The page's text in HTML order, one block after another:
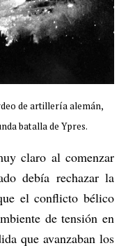
de artillería alemán,
batalla de Ypres.
claro al comenzar
debía rechazar la
el conflicto bélico
de tensión en
que avanzaban los